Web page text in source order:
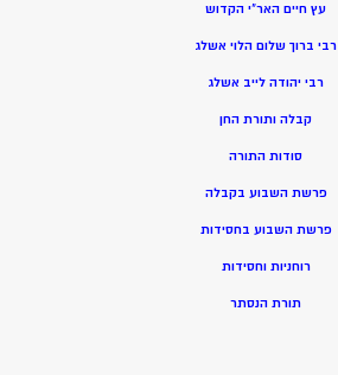
עץ חיים האר”י הקדוש
רבי ברוך שלום הלוי אשלג
רבי יהודה לייב אשלג
קבלה ותורת החן
סודות התורה
פרשת השבוע בקבלה
פרשת השבוע בחסידות
רוחניות וחסידות
תורת הנסתר